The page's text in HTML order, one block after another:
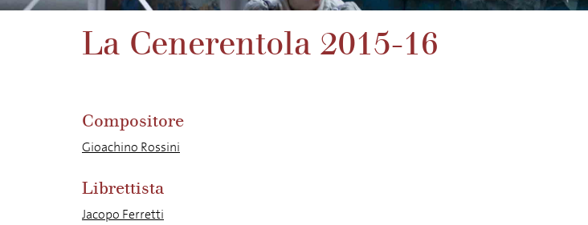
La Cenerentola 2015-16
Compositore
Gioachino Rossini
Librettista
Jacopo Ferretti